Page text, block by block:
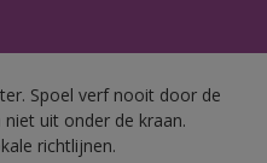
Spoel verf nooit door de
uit onder de kraan.
richtlijnen.